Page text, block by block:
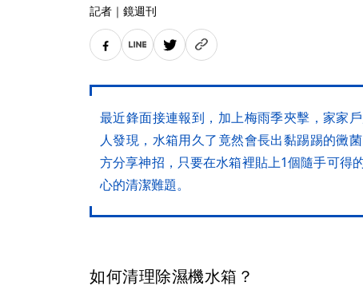
記者 ｜ 鏡週刊
最近鋒面接連報到，加上梅雨季夾擊，家家
人發現，水箱用久了竟然會長出黏踢踢的黴
方分享神招，只要在水箱裡貼上1個隨手可得
心的清潔難題。
如何清理除濕機水箱？